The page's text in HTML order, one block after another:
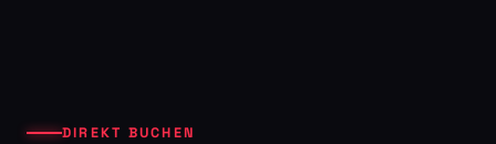
DIREKT BUCHEN